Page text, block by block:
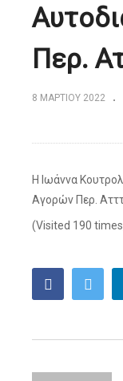
Περ.
8 ΜΑΡΤΊΟΥ 2022
Η Ιωάννα
Αγορών Περ.
(Visited 190